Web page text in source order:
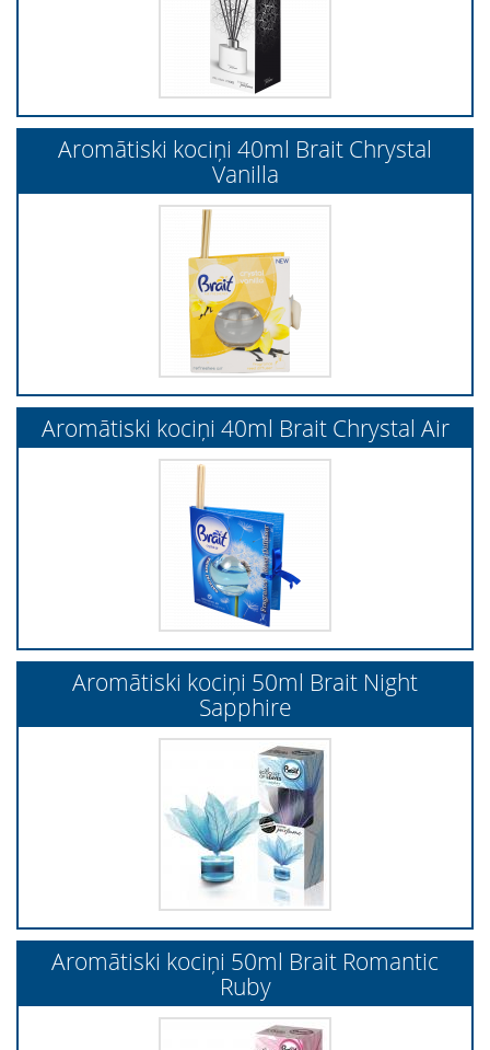
Aromātiski kociņi 40ml Brait Chrystal
Vanilla
Aromātiski kociņi 40ml Brait Chrystal Air
Aromātiski kociņi 50ml Brait Night
Sapphire
Aromātiski kociņi 50ml Brait Romantic
Ruby